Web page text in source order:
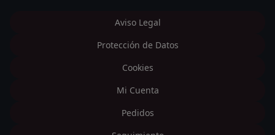
Aviso Legal
Protección de Datos
Cookies
Mi Cuenta
Pedidos